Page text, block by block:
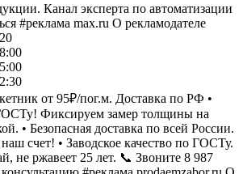
Канал эксперта по автоматизации
#реклама max.ru О рекламодателе
от 95₽/пог.м. Доставка по РФ •
Фиксируем замер толщины на
• Безопасная доставка по всей России.
счет! • Заводское качество по ГОСТу.
не ржавеет 25 лет. 📞 Звоните 8 987